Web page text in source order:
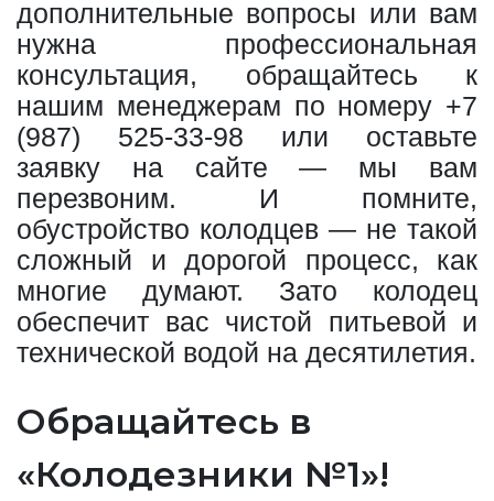
дополнительные вопросы или вам
нужна профессиональная
консультация, обращайтесь к
нашим менеджерам по номеру +7
(987) 525-33-98 или оставьте
заявку на сайте — мы вам
перезвоним. И помните,
обустройство колодцев — не такой
сложный и дорогой процесс, как
многие думают. Зато колодец
обеспечит вас чистой питьевой и
технической водой на десятилетия.
Обращайтесь в
«Колодезники №1»!